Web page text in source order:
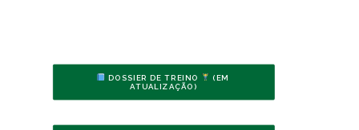
DOSSIER DE TREINO
(EM
ATUALIZAÇÃO)